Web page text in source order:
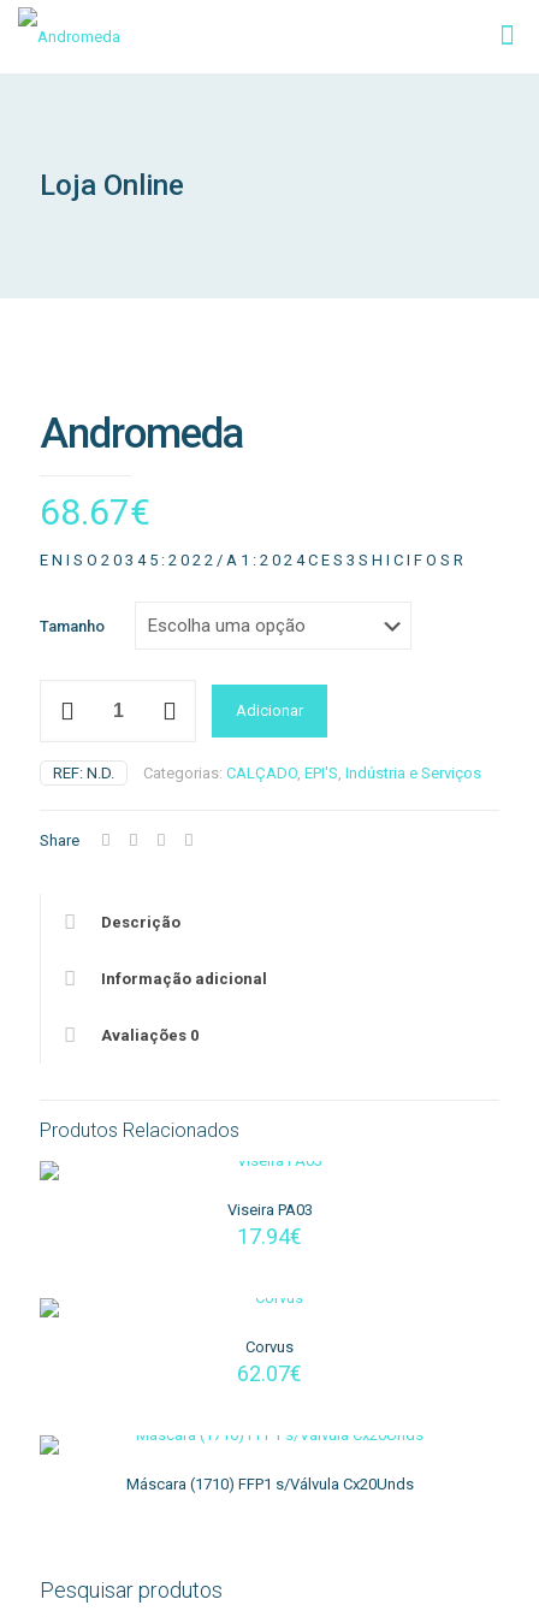
Loja Online
Andromeda
68.67€
E N I S O 2 0 3 4 5 : 2 0 2 2 / A 1 : 2 0 2 4 C E S 3 S H I C I F O S R
Tamanho
Adicionar
REF: N.D. Categorias: CALÇADO, EPI'S, Indústria e Serviços
Share
Descrição
Informação adicional
Avaliações 0
Produtos Relacionados
Viseira PA03
17.94€
Corvus
62.07€
Máscara (1710) FFP1 s/Válvula Cx20Unds
Pesquisar produtos